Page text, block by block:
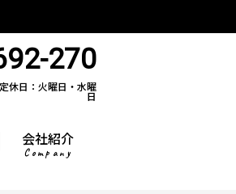
270
休日：火曜日・水曜
日
会社紹介
Company